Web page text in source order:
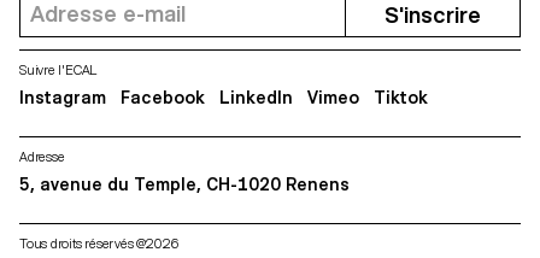
Adresse
5, avenue du Temple, CH-1020 Renens
S'inscrire
Suivre l'ECAL
Instagram Facebook LinkedIn Vimeo Tiktok
Tous droits réservés @2026